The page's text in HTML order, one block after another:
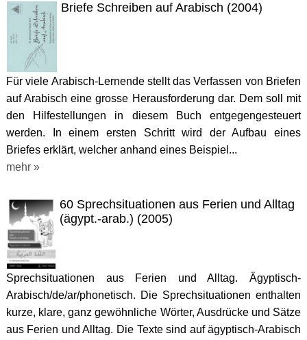
Briefe Schreiben auf Arabisch (2004)
Für viele Arabisch-Lernende stellt das Verfassen von Briefen
auf Arabisch eine grosse Herausforderung dar. Dem soll mit
den Hilfestellungen in diesem Buch entgegengesteuert
werden. In einem ersten Schritt wird der Aufbau eines
Briefes erklärt, welcher anhand eines Beispiel...
mehr »
60 Sprechsituationen aus Ferien und Alltag
(ägypt.-arab.) (2005)
Sprechsituationen aus Ferien und Alltag. Ägyptisch-
Arabisch/de/ar/phonetisch. Die Sprechsituationen enthalten
kurze, klare, ganz gewöhnliche Wörter, Ausdrücke und Sätze
aus Ferien und Alltag. Die Texte sind auf ägyptisch-Arabisch